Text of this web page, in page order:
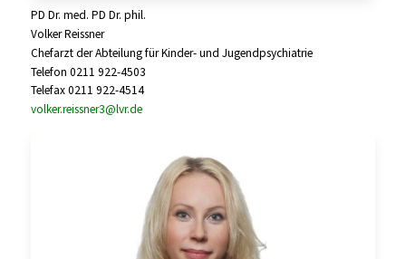
PD Dr. med. PD Dr. phil.
Volker Reissner
Chefarzt der Abteilung für Kinder- und Jugendpsychiatrie
Telefon 0211 922-4503
Telefax 0211 922-4514
volker.reissner3@lvr.de